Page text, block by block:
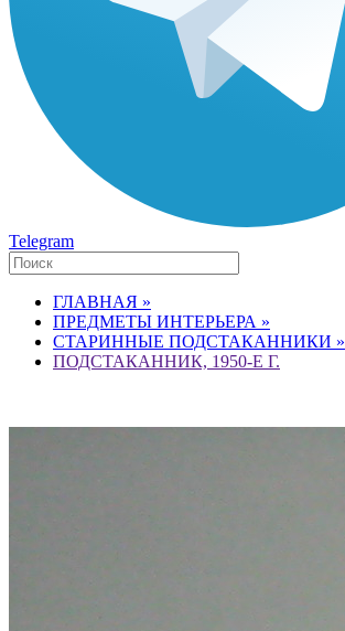
Telegram
ГЛАВНАЯ »
ПРЕДМЕТЫ ИНТЕРЬЕРА »
СТАРИННЫЕ ПОДСТАКАННИКИ »
ПОДСТАКАННИК, 1950-Е Г.